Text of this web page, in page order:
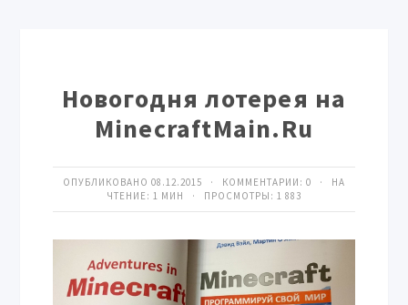
Новогодня лотерея на
MinecraftMain.Ru
ОПУБЛИКОВАНО 08.12.2015 · КОММЕНТАРИИ: 0 · НА
ЧТЕНИЕ: 1 МИН · ПРОСМОТРЫ: 1 883